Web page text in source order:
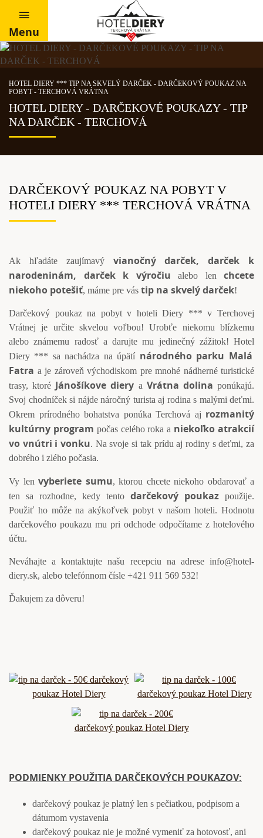
Menu
HOTEL DIERY *** TIP NA SKVELÝ DARČEK - DARČEKOVÝ POUKAZ NA
POBYT - TERCHOVÁ VRÁTNA
HOTEL DIERY - DARČEKOVÉ POUKAZY - TIP
NA DARČEK - TERCHOVÁ
DARČEKOVÝ POUKAZ NA POBYT V
HOTELI DIERY *** TERCHOVÁ VRÁTNA
Ak hľadáte zaujímavý vianočný darček, darček k
narodeninám, darček k výročiu alebo len chcete
niekoho potešiť, máme pre vás tip na skvelý darček!
Darčekový poukaz na pobyt v hoteli Diery *** v Terchovej
Vrátnej je určite skvelou voľbou! Urobťe niekomu blízkemu
alebo známemu radosť a darujte mu jedinečný zážitok! Hotel
Diery *** sa nachádza na úpätí národného parku Malá
Fatra a je zároveň východiskom pre mnohé nádherné turistické
trasy, ktoré Jánošíkove diery a Vrátna dolinaponúkajú.
Svoj chodníček si nájde náročný turista aj rodina s malými deťmi.
Okrem prírodného bohatstva ponúka Terchová aj rozmanitý
kultúrny program počas celého roka a niekoľko atrakcií
vo vnútri i vonku. Na svoje si tak prídu aj rodiny s deťmi, za
dobrého i zlého počasia.
Vy lenvyberiete sumu, ktorou chcete niekoho obdarovať a
ten sa rozhodne, kedy tento darčekový poukaz použije.
Použiť ho môže na akýkoľvek pobyt v našom hoteli. Hodnotu
darčekového poukazu mu pri odchode odpočítame z hotelového
účtu.
Neváhajte a kontaktujte našu recepciu na adrese info@hotel-
diery.sk, alebo telefónnom čísle +421 911 569 532!
Ďakujem za dôveru!
PODMIENKY POUŽITIA DARČEKOVÝCH POUKAZOV:
darčekový poukaz je platný len s pečiatkou, podpisom a
dátumom vystavenia
darčekový poukaz nie je možné vymeniť za hotovosť, ani